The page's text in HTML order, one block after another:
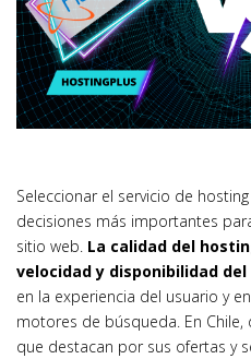
Seleccionar el servicio de
decisiones más importantes
sitio web. La calidad del
velocidad y disponibilidad
en la experiencia del usuario y
motores de búsqueda. En
que destacan por sus ofertas y